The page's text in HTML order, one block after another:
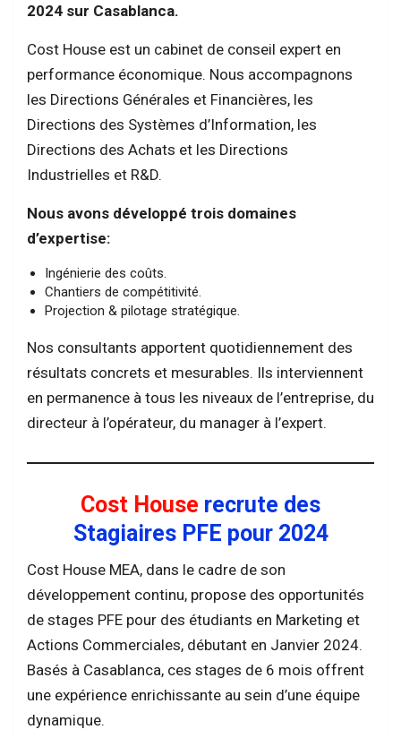
2024 sur Casablanca.
Cost House est un cabinet de conseil expert en
performance économique. Nous accompagnons
les Directions Générales et Financières, les
Directions des Systèmes d’Information, les
Directions des Achats et les Directions
Industrielles et R&D.
Nous avons développé trois domaines
d’expertise:
Ingénierie des coûts.
Chantiers de compétitivité.
Projection & pilotage stratégique.
Nos consultants apportent quotidiennement des
résultats concrets et mesurables. Ils interviennent
en permanence à tous les niveaux de l’entreprise, du
directeur à l’opérateur, du manager à l’expert.
Cost House recrute des
Stagiaires PFE pour 2024
Cost House MEA, dans le cadre de son
développement continu, propose des opportunités
de stages PFE pour des étudiants en Marketing et
Actions Commerciales, débutant en Janvier 2024.
Basés à Casablanca, ces stages de 6 mois offrent
une expérience enrichissante au sein d’une équipe
dynamique.